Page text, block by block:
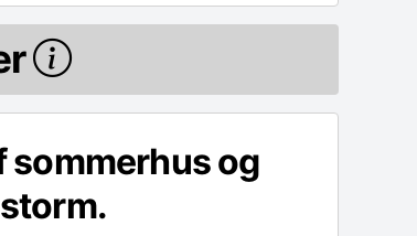
sommerhus og